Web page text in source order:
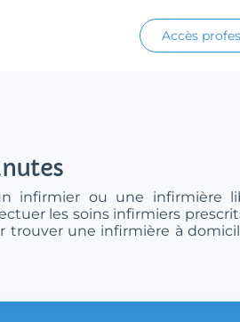
Accès
ou une infirmière
les soins infirmiers
trouver une infirmière à